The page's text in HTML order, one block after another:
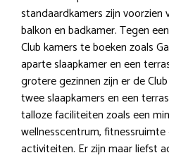
standaardkamers zijn voorzien
balkon en badkamer. Tegen
Club kamers te boeken zoals
aparte slaapkamer en een
grotere gezinnen zijn er de
twee slaapkamers en een
talloze faciliteiten zoals een
wellnesscentrum, fitnessruimte
activiteiten. Er zijn maar liefst